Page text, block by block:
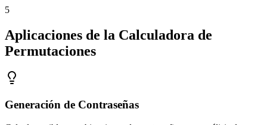
5
Aplicaciones de la Calculadora de
Permutaciones
Generación de Contraseñas